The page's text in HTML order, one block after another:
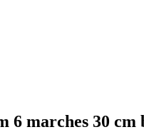
6 marches 30